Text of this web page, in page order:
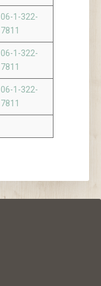
06-1-322-
7811
06-1-322-
7811
06-1-322-
7811